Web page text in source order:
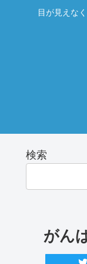
目が見えな
検索
がん